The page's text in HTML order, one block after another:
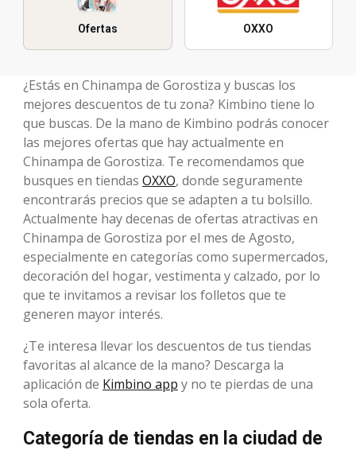
Ofertas OXXO
¿Estás en Chinampa de Gorostiza y buscas los
mejores descuentos de tu zona? Kimbino tiene lo
que buscas. De la mano de Kimbino podrás conocer
las mejores ofertas que hay actualmente en
Chinampa de Gorostiza. Te recomendamos que
busques en tiendas OXXO, donde seguramente
encontrarás precios que se adapten a tu bolsillo.
Actualmente hay decenas de ofertas atractivas en
Chinampa de Gorostiza por el mes de Agosto,
especialmente en categorías como supermercados,
decoración del hogar, vestimenta y calzado, por lo
que te invitamos a revisar los folletos que te
generen mayor interés.
¿Te interesa llevar los descuentos de tus tiendas
favoritas al alcance de la mano? Descarga la
aplicación de Kimbino app y no te pierdas de una
sola oferta.
Categoría de tiendas en la ciudad de